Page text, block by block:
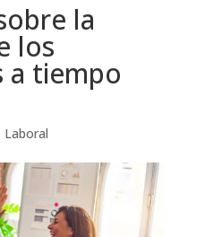
la
los
a tiempo
Laboral